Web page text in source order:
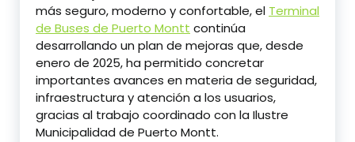
más seguro, moderno y confortable, el Terminal
de Buses de Puerto Montt continúa
desarrollando un plan de mejoras que, desde
enero de 2025, ha permitido concretar
importantes avances en materia de seguridad,
infraestructura y atención a los usuarios,
gracias al trabajo coordinado con la Ilustre
Municipalidad de Puerto Montt.